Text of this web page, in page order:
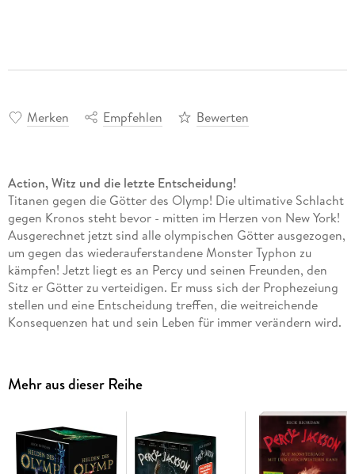
Merken Empfehlen Bewerten
Action, Witz und die letzte Entscheidung!
Titanen gegen die Götter des Olymp! Die ultimative Schlacht
gegen Kronos steht bevor - mitten im Herzen von New York!
Ausgerechnet jetzt sind alle olympischen Götter ausgezogen,
um gegen das wiederauferstandene Monster Typhon zu
kämpfen! Jetzt liegt es an Percy und seinen Freunden, den
Sitz er Götter zu verteidigen. Er muss sich der Prophezeiung
stellen und eine Entscheidung treffen, die weitreichende
Konsequenzen hat und sein Leben für immer verändern wird.
Ungeheuern und schrulligen Göttern
Als Percy Jackson erfährt, dass er ein Halbgott ist und es die
Kreaturen aus der griechischen Mythologie wirklich gibt,
verändert das alles. Von nun an stehen ihm und seinen
Freunden allerlei Monster, göttliche Streitigkeiten und
epische Quests bevor.
Mehr aus dieser Reihe